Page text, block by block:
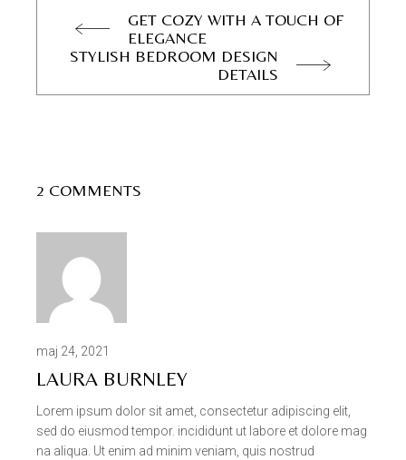
GET COZY WITH A TOUCH OF
ELEGANCE
STYLISH BEDROOM DESIGN
DETAILS
2 COMMENTS
maj 24, 2021
LAURA BURNLEY
Lorem ipsum dolor sit amet, consectetur adipiscing elit,
sed do eiusmod tempor. incididunt ut labore et dolore mag
na aliqua. Ut enim ad minim veniam, quis nostrud